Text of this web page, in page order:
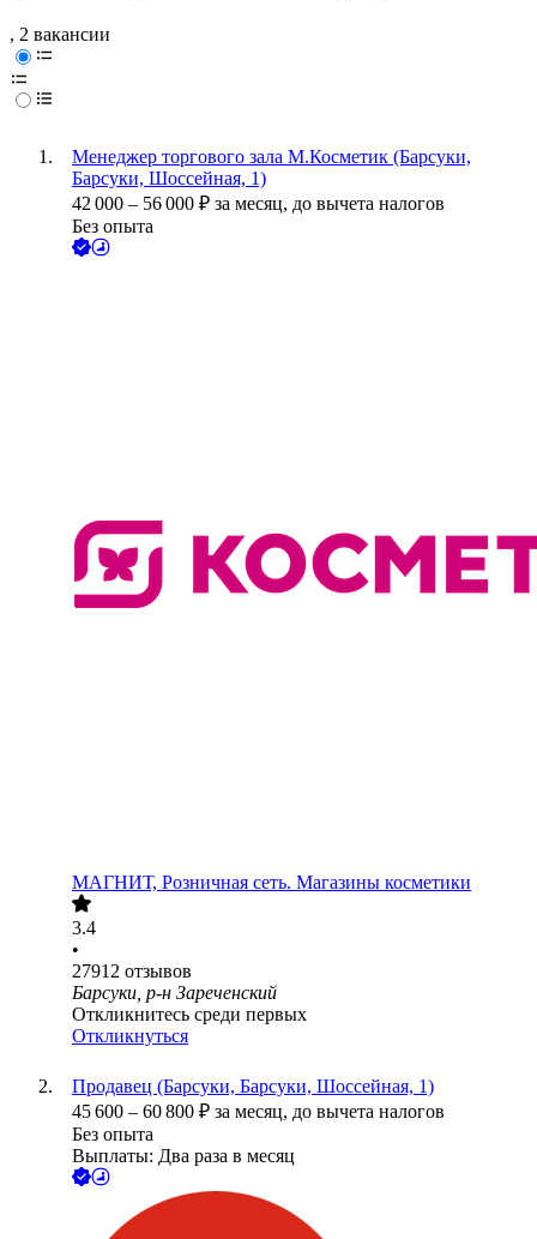
, 2 вакансии
Менеджер торгового зала М.Косметик (Барсуки,
Барсуки, Шоссейная, 1)
42 000 – 56 000 ₽ за месяц, до вычета налогов
Без опыта
МАГНИТ, Розничная сеть. Магазины косметики
3.4
•
27912 отзывов
Барсуки, р-н Зареченский
Откликнитесь среди первых
Откликнуться
Продавец (Барсуки, Барсуки, Шоссейная, 1)
45 600 – 60 800 ₽ за месяц, до вычета налогов
Без опыта
Выплаты: Два раза в месяц